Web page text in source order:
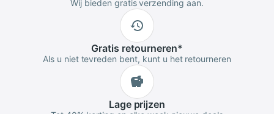
Wij bieden gratis verzending aan.
Gratis retourneren*
Als u niet tevreden bent, kunt u het retourneren
Lageprijzen